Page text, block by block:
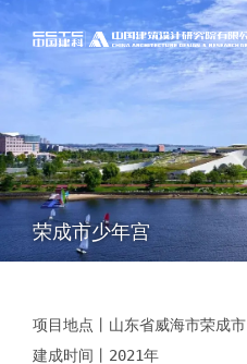
荣成市少年宫
项目地点丨山东省威海市荣成市
建成时间丨2021年